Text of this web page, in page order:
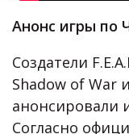
Анонс игры по
Создатели
Shadow of War
анонсировали
Согласно